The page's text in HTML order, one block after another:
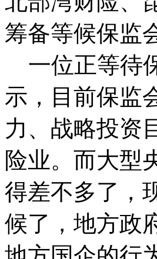
筹备等候保监
一位正等待
示，目前保监
力、战略投资
险业。而大型
得差不多了，
候了，地方政